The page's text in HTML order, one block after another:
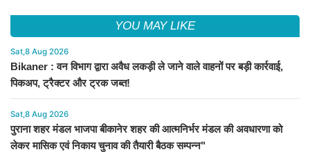
YOU MAY LIKE
Sat,8 Aug 2026
Bikaner : वन विभाग द्वारा अवैध लकड़ी ले जाने वाले वाहनों पर बड़ी कार्रवाई,
पिकअप, ट्रैक्टर और ट्रक जब्त!
Sat,8 Aug 2026
पुराना शहर मंडल भाजपा बीकानेर शहर की आत्मनिर्भर मंडल की अवधारणा को
लेकर मासिक एवं निकाय चुनाव की तैयारी बैठक सम्पन्न"